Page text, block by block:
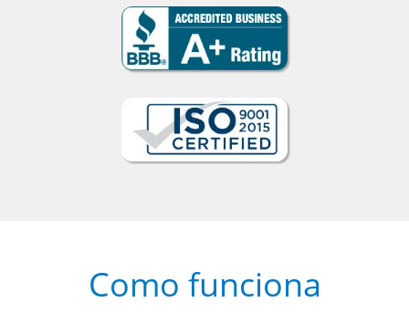
Como funciona